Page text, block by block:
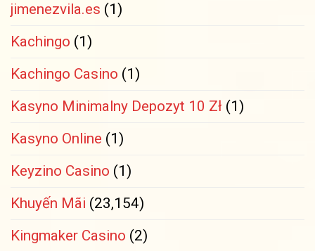
jimenezvila.es (1)
Kachingo (1)
Kachingo Casino (1)
Kasyno Minimalny Depozyt 10 Zł (1)
Kasyno Online (1)
Keyzino Casino (1)
Khuyến Mãi (23,154)
Kingmaker Casino (2)